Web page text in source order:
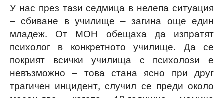
У нас през тази седмица в нелепа ситуация
– сбиване в училище – загина още един
младеж. От МОН обещаха да изпратят
психолог в конкретното училище. Да се
покрият всички училища с психолози е
невъзможно – това стана ясно при друг
трагичен инцидент, случил се преди около